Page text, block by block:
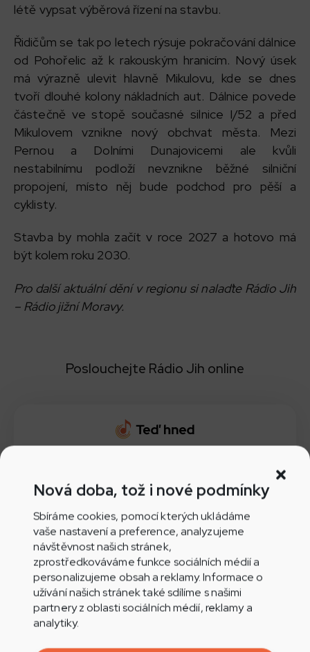
Nová doba, tož i nové podmínky
Sbíráme cookies, pomocí kterých ukládáme
vaše nastavení a preference, analyzujeme
návštěvnost našich stránek,
zprostředkováváme funkce sociálních médií a
personalizujeme obsah a reklamy. Informace o
užívání našich stránek také sdílíme s našimi
partnery z oblasti sociálních médií, reklamy a
analytiky.
létě vypsat výběrová řízení na stavbu.
Řidičům se tak po letech rýsuje pokračování dálnice
od Pohořelic až k rakouským hranicím. Nový úsek
má výrazně ulevit hlavně Mikulovu, kde se dnes
tvoří dlouhé kolony nákladních aut. Dálnice povede
částečně ve stopě současné silnice I/52 a před
Mikulovem vznikne nový obchvat města. Mezi
Pernou a Dolními Dunajovicemi ale kvůli
nestabilnímu podloží nevznikne běžné silniční
propojení, místo něj bude podchod pro pěší a
cyklisty.
Stavba by mohla začít v roce 2027 a hotovo má
být kolem roku 2030.
Pro další aktuální dění v regionu si nalaďte Rádio Jih
– Rádio jižní Moravy.
Poslouchejte Rádio Jih online
Poslouchejte přímo v prohlížeči
Aplikace Play.cz pro Android
Aplikace Play.cz pro iOS